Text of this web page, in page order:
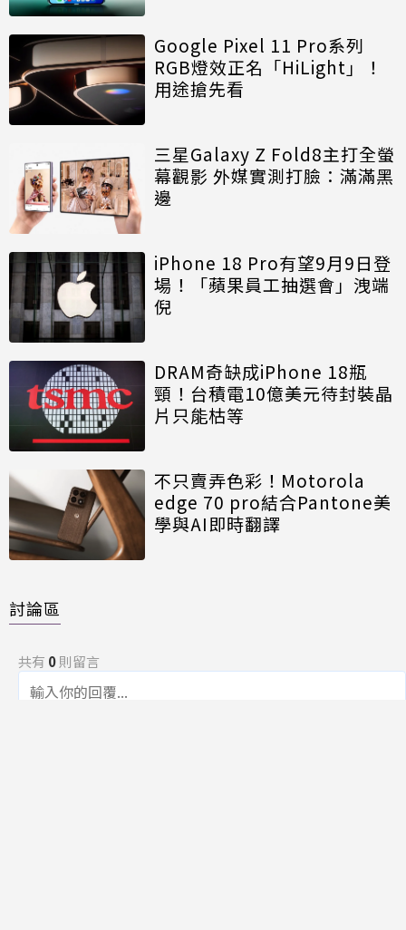
Google Pixel 11 Pro系列
RGB燈效正名「HiLight」！
用途搶先看
三星Galaxy Z Fold8主打全螢
幕觀影 外媒實測打臉：滿滿黑
邊
iPhone 18 Pro有望9月9日登
場！「蘋果員工抽選會」洩端
倪
DRAM奇缺成iPhone 18瓶
頸！台積電10億美元待封裝晶
片只能枯等
不只賣弄色彩！Motorola
edge 70 pro結合Pantone美
學與AI即時翻譯
討論區
共有 0則留言